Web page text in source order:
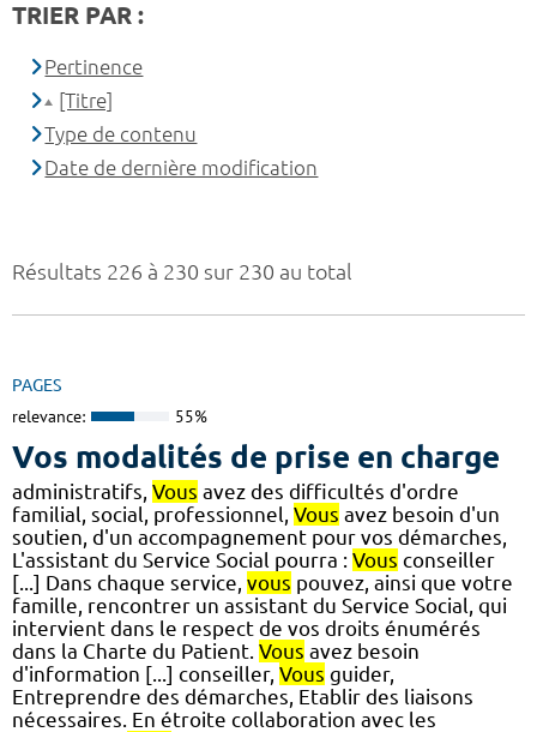
Résultats 226 à 230 sur 230 au total
PAGES
relevance: 55%
Vos modalités de prise en charge
administratifs, Vous avez des difficultés d'ordre
familial, social, professionnel, Vous avez besoin d'un
soutien, d'un accompagnement pour vos démarches,
L'assistant du Service Social pourra : Vous conseiller
[...] Dans chaque service, vous pouvez, ainsi que votre
famille, rencontrer un assistant du Service Social, qui
intervient dans le respect de vos droits énumérés
dans la Charte du Patient. Vous avez besoin
d'information [...] conseiller, Vous guider,
Entreprendre des démarches, Etablir des liaisons
nécessaires. En étroite collaboration avec les
TRIER PAR :
Pertinence
[Titre]
Type de contenu
Date de dernière modification